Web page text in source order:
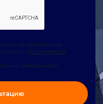
на обработку
с
«Политикой
рекламную